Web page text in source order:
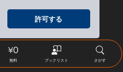
許可する
無料 ブックリスト さがす